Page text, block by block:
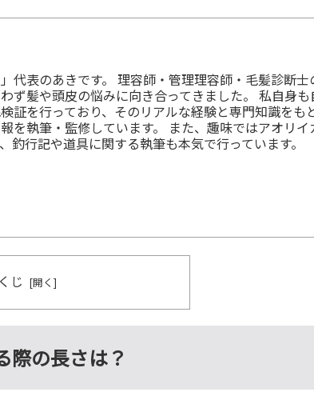
代表のあきです。 理容師・管理理容師・毛髪診断士
ず髪や頭皮の悩みに向き合ってきました。 私自身も
証を行っており、そのリアルな経験と専門知識をも
を執筆・監修しています。 また、趣味ではアオリイ
釣行記や道具に関する執筆も本気で行っています。
じ
際の長さは？